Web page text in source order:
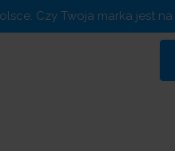
Czy Twoja marka jest na